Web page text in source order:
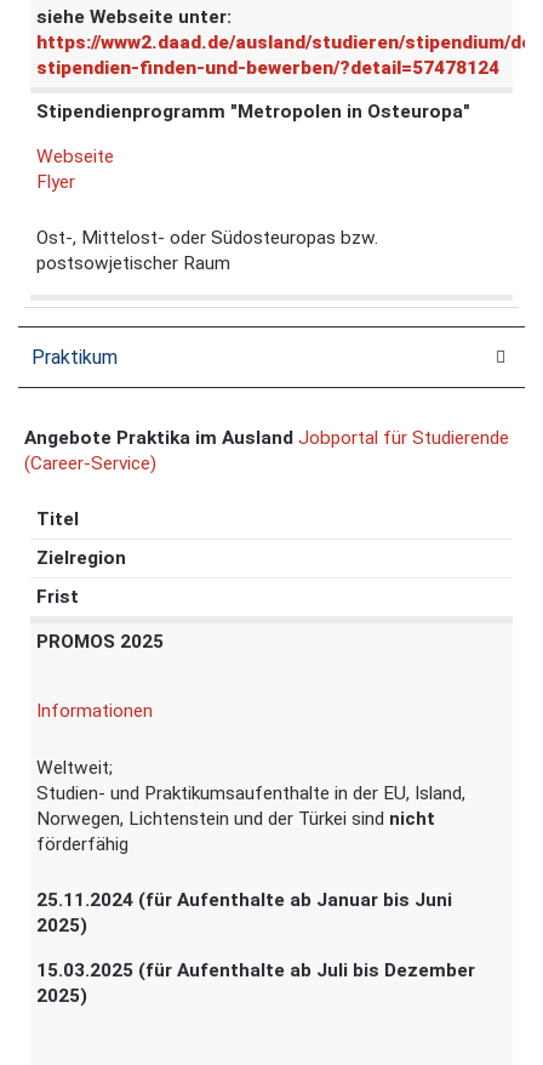
siehe Webseite unter:
https://www2.daad.de/ausland/studieren/stipendium/de/
stipendien-finden-und-bewerben/?detail=57478124
Stipendienprogramm "Metropolen in Osteuropa"
Webseite
Flyer
Ost-, Mittelost- oder Südosteuropas bzw.
postsowjetischer Raum
Praktikum
Angebote Praktika im Ausland Jobportal für Studierende
(Career-Service)
Titel
Zielregion
Frist
PROMOS 2025
Informationen
Weltweit;
Studien- und Praktikumsaufenthalte in der EU, Island,
Norwegen, Lichtenstein und der Türkei sind nicht
förderfähig
25.11.2024 (für Aufenthalte ab Januar bis Juni
2025)
15.03.2025 (für Aufenthalte ab Juli bis Dezember
2025)